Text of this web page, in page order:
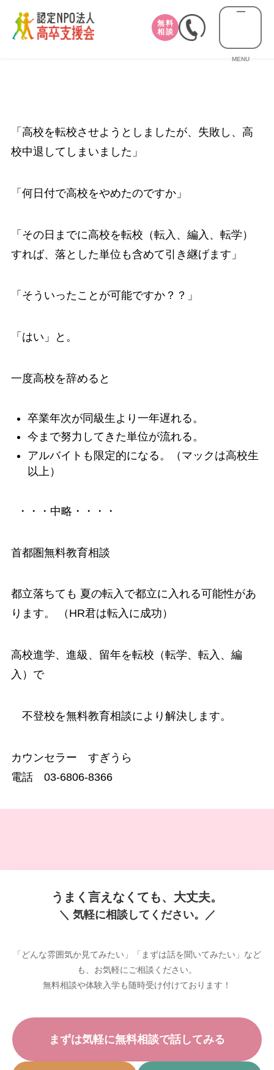
無料
相談
MENU
「高校を転校させようとしましたが、失敗し、高
校中退してしまいました」
「何日付で高校をやめたのですか」
「その日までに高校を転校（転入、編入、転学）
すれば、落とした単位も含めて引き継げます」
「そういったことが可能ですか？？」
「はい」と。
一度高校を辞めると
卒業年次が同級生より一年遅れる。
今まで努力してきた単位が流れる。
アルバイトも限定的になる。（マックは高校生
以上）
・・・中略・・・・
首都圏無料教育相談
都立落ちても 夏の転入 で都立に入れる可能性があ
ります。 （HR君は転入に成功）
高校進学、進級、留年を転校（転学、転入、編
入）で
不登校を無料教育相談により解決します。
カウンセラー すぎうら
電話 03-6806-8366
うまく言えなくても、大丈夫。
＼ 気軽に相談してください。／
「どんな雰囲気か見てみたい」「まずは話を聞いてみたい」など
も、お気軽にご相談ください。
無料相談や体験入学も随時受け付けております！
まずは気軽に無料相談で話してみる